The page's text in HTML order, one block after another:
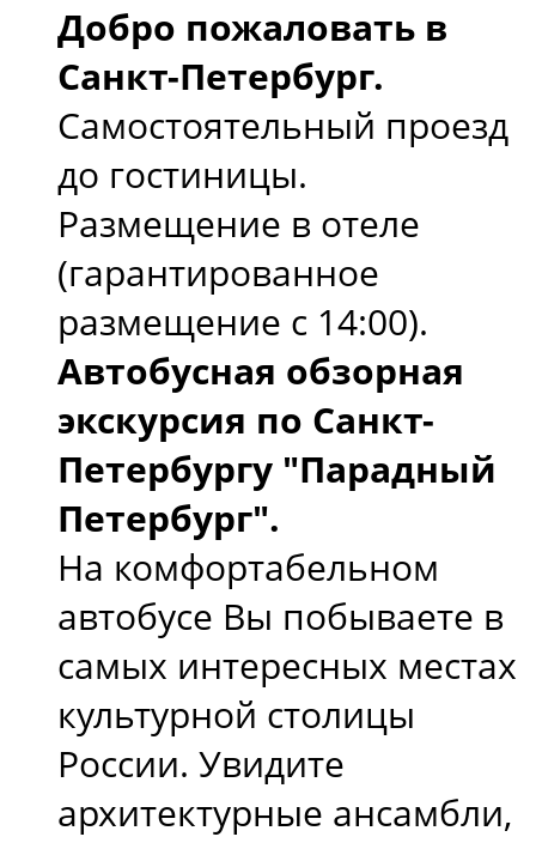
Добро пожаловать в
Санкт-Петербург.
Самостоятельный проезд
до гостиницы.
Размещение в отеле
(гарантированное
размещение с 14:00).
Автобусная обзорная
экскурсия по Санкт-
Петербургу "Парадный
Петербург".
На комфортабельном
автобусе Вы побываете в
самых интересных местах
культурной столицы
России. Увидите
архитектурные ансамбли,